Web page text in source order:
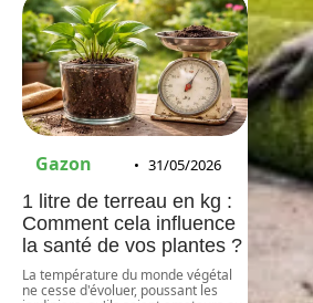
Gazon 31/05/2026
1 litre de terreau en kg :
Comment cela influence
la santé de vos plantes ?
La température du monde végétal
ne cesse d'évoluer, poussant les